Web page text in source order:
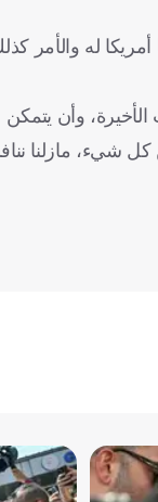
له والأمر
الأخيرة، وأن
شيء، مازلنا